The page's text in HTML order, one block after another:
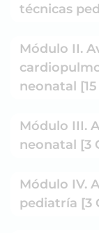
técnicas
Módulo II.
neonatal
Módulo III.
neonatal [3
Módulo IV.
pediatría [3